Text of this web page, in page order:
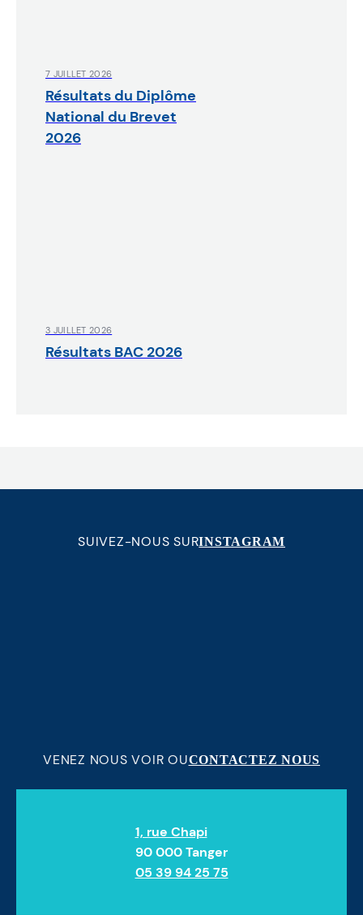
7 JUILLET 2026
Résultats du Diplôme
National du Brevet
2026
3 JUILLET 2026
Résultats BAC 2026
SUIVEZ-NOUS SURINSTAGRAM
VENEZ NOUS VOIR OUCONTACTEZ NOUS
1, rue Chapi
90 000 Tanger
05 39 94 25 75